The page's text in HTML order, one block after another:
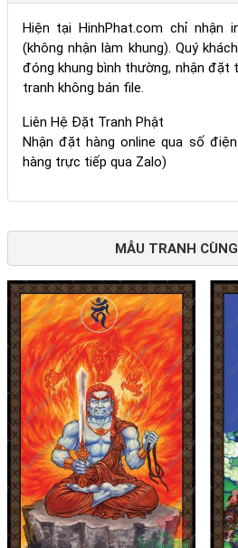
Hiện tại HinhPhat.com chỉ nhận
(không nhận làm khung). Quý
đóng khung bình thường, nhận đặt
tranh không bán file.
Liên Hệ Đặt Tranh Phật
Nhận đặt hàng online qua số
hàng trực tiếp qua Zalo)
MẪU TRANH